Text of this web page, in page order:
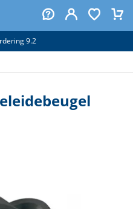
9.2